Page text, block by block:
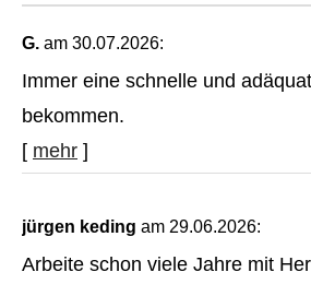
G. am 30.07.2026:
Immer eine schnelle und
bekommen.
[ mehr ]
jürgen keding am 29.06.2026:
Arbeite schon viele Jahre mit